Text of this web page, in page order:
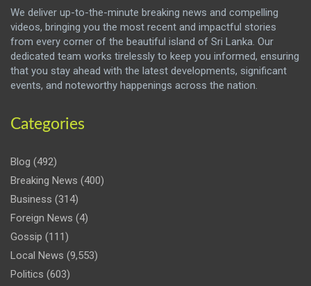
We deliver up-to-the-minute breaking news and compelling
videos, bringing you the most recent and impactful stories
from every corner of the beautiful island of Sri Lanka. Our
dedicated team works tirelessly to keep you informed, ensuring
that you stay ahead with the latest developments, significant
events, and noteworthy happenings across the nation.
Categories
Blog (492)
Breaking News (400)
Business (314)
Foreign News (4)
Gossip (111)
Local News (9,553)
Politics (603)